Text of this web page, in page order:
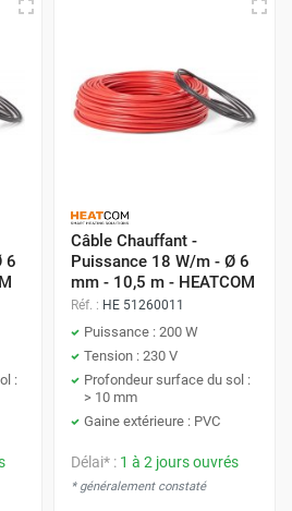
votre allié pour une installation
Sa compatibilité avec tous les
Sans oublier, une garantie
affirmant sa durabilité et sa
carrelage
6
:
Câble Chauffant -
Puissance 18 W/m - Ø 6
mm - 10,5 m - HEATCOM
Réf. : HE 51260011
Puissance : 200 W
Tension : 230 V
Profondeur surface du sol :
> 10 mm
Gaine extérieure : PVC
Délai* : 1 à 2 jours ouvrés
* généralement constaté